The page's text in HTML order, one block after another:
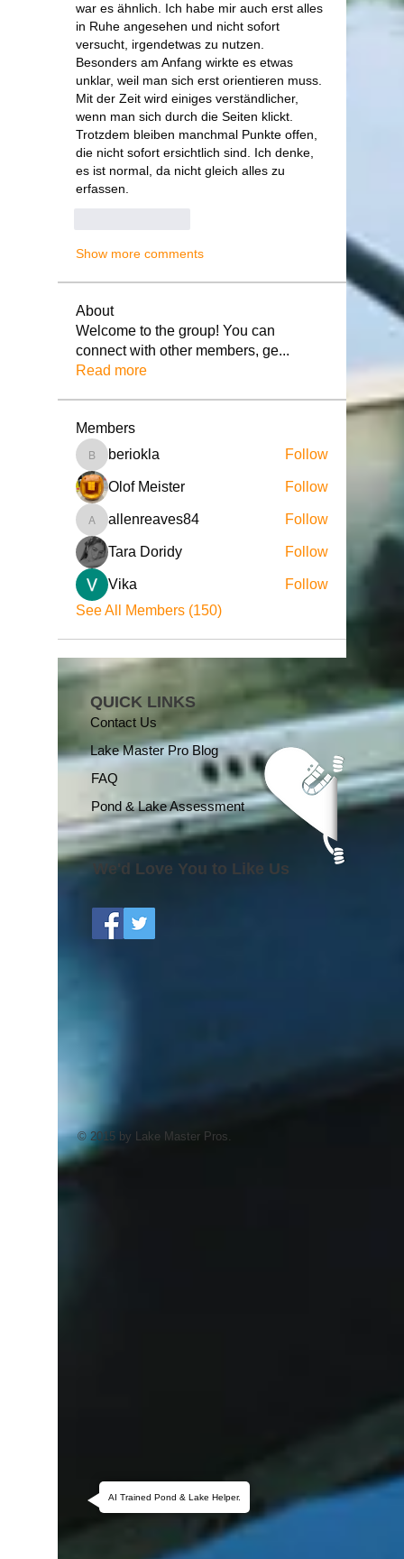
war es ähnlich. Ich habe mir auch erst alles
in Ruhe angesehen und nicht sofort
versucht, irgendetwas zu nutzen.
Besonders am Anfang wirkte es etwas
unklar, weil man sich erst orientieren muss.
Mit der Zeit wird einiges verständlicher,
wenn man sich durch die Seiten klickt.
Trotzdem bleiben manchmal Punkte offen,
die nicht sofort ersichtlich sind. Ich denke,
es ist normal, da nicht gleich alles zu
erfassen.
Show more comments
About
Welcome to the group! You can
connect with other members, ge...
Read more
Members
beriokla
beriokla Follow
Olof Meister Follow
allenreaves84
allenreaves84 Follow
Tara Doridy Follow
Vika
Follow
See All Members (150)
QUICK LINKS
Contact Us
Lake Master Pro Blog
FAQ
Pond & Lake Assessment
We'd Love You to Like Us
© 2015 by Lake Master Pros.
AI Trained Pond & Lake Helper.